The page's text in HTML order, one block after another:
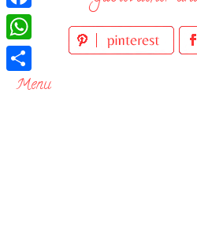
Menu
Facebook
WhatsApp
Teilen